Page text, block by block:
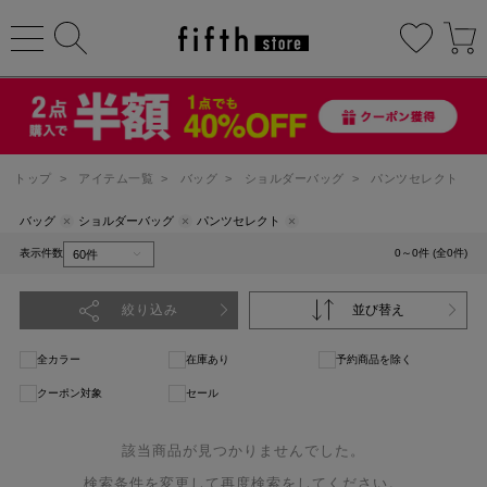
トップ > アイテム一覧 > バッグ > ショルダーバッグ > パンツセレクト
バッグ ショルダーバッグ パンツセレクト
表示件数 0～0件 (全0件)
絞り込み 並び替え
全カラー 在庫あり 予約商品を除く
クーポン対象 セール
該当商品が見つかりませんでした。
検索条件を変更して再度検索をしてください。